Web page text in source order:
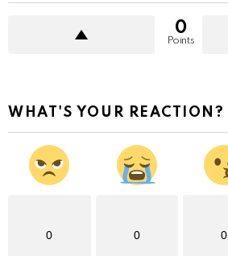
0
Points
WHAT'S YOUR REACTION?
0 0 0